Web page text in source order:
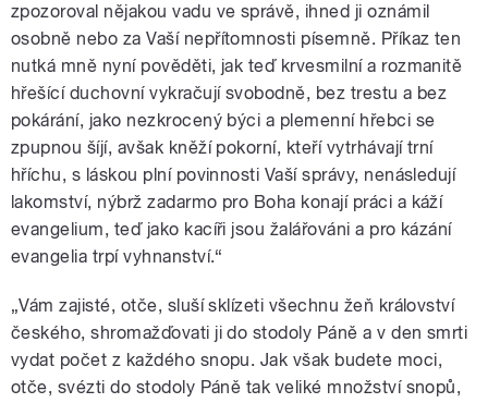
zpozoroval nějakou vadu ve správě, ihned ji oznámil
osobně nebo za Vaší nepřítomnosti písemně. Příkaz ten
nutká mně nyní pověděti, jak teď krvesmilní a rozmanitě
hřešící duchovní vykračují svobodně, bez trestu a bez
pokárání, jako nezkrocený býci a plemenní hřebci se
zpupnou šíjí, avšak kněží pokorní, kteří vytrhávají trní
hříchu, s láskou plní povinnosti Vaší správy, nenásledují
lakomství, nýbrž zadarmo pro Boha konají práci a káží
evangelium, teď jako kacíři jsou žalářováni a pro kázání
evangelia trpí vyhnanství.“
„Vám zajisté, otče, sluší sklízeti všechnu žeň království
českého, shromažďovati ji do stodoly Páně a v den smrti
vydat počet z každého snopu. Jak však budete moci,
otče, svézti do stodoly Páně tak veliké množství snopů,